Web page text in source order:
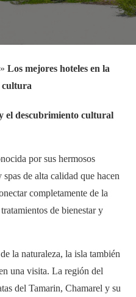
» Los mejores hoteles en la
el descubrimiento cultural
por sus hermosos
de alta calidad que hacen
completamente de la
de bienestar y
la naturaleza, la isla también
una visita. La región del
del Tamarin, Chamarel y su